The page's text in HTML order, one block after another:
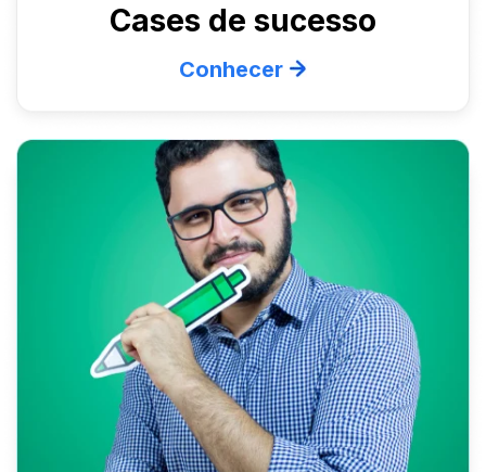
Cases de sucesso
Conhecer